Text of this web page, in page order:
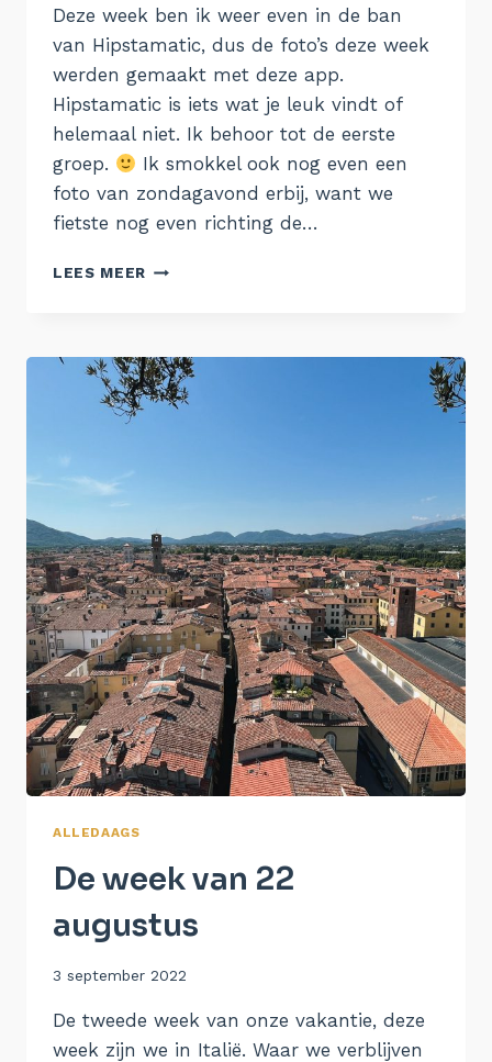
Deze week ben ik weer even in de ban
van Hipstamatic, dus de foto’s deze week
werden gemaakt met deze app.
Hipstamatic is iets wat je leuk vindt of
helemaal niet. Ik behoor tot de eerste
groep.
Ik smokkel ook nog even een
foto van zondagavond erbij, want we
fietste nog even richting de…
LEES MEER DE
AUGUSTUS
ALLEDAAGS
De week van 22
augustus
Door
3 september 2022
De tweede week van onze vakantie, deze
week zijn we in Italië. Waar we verblijven